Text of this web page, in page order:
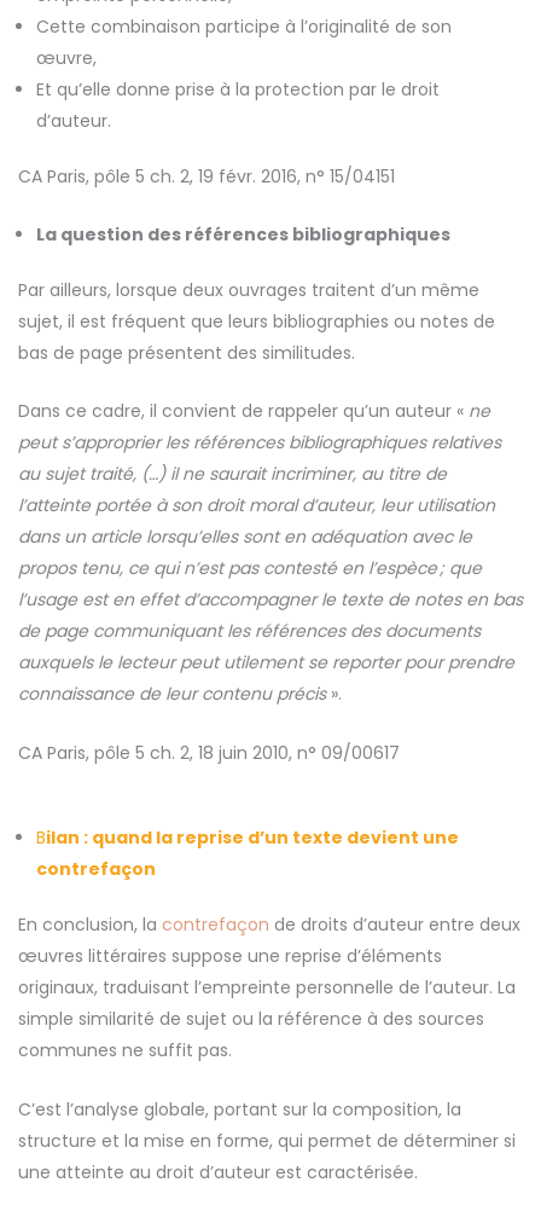
Cette combinaison participe à l’originalité de son
œuvre,
Et qu’elle donne prise à la protection par le droit
d’auteur.
CA Paris, pôle 5 ch. 2, 19 févr. 2016, n° 15/04151
La question des références bibliographiques
Par ailleurs, lorsque deux ouvrages traitent d’un même
sujet, il est fréquent que leurs bibliographies ou notes de
bas de page présentent des similitudes.
Dans ce cadre, il convient de rappeler qu’un auteur « ne
peut s’approprier les références bibliographiques relatives
au sujet traité, (…) il ne saurait incriminer, au titre de
l’atteinte portée à son droit moral d’auteur, leur utilisation
dans un article lorsqu’elles sont en adéquation avec le
propos tenu, ce qui n’est pas contesté en l’espèce ; que
l’usage est en effet d’accompagner le texte de notes en bas
de page communiquant les références des documents
auxquels le lecteur peut utilement se reporter pour prendre
connaissance de leur contenu précis ».
CA Paris, pôle 5 ch. 2, 18 juin 2010, n° 09/00617
Bilan : quand la reprise d’un texte devient une
contrefaçon
En conclusion, la contrefaçon de droits d’auteur entre deux
œuvres littéraires suppose une reprise d’éléments
originaux, traduisant l’empreinte personnelle de l’auteur. La
simple similarité de sujet ou la référence à des sources
communes ne suffit pas.
C’est l’analyse globale, portant sur la composition, la
structure et la mise en forme, qui permet de déterminer si
une atteinte au droit d’auteur est caractérisée.